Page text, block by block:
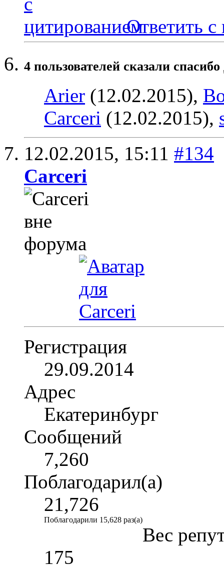
Ответить с
4 пользователей сказали
Arier (12.02.2015),
Carceri (12.02.2015),
12.02.2015, 15:11 #134
Carceri
Регистрация
29.09.2014
Адрес
Екатеринбург
Сообщений
7,260
Поблагодарил(а)
21,726
Поблагодарили 15,628 раз(а)
Вес
175